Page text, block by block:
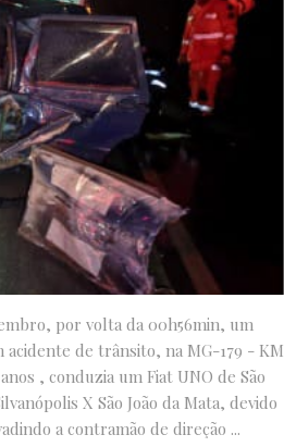
por volta da 00h56min, um
de trânsito, na MG-179 - KM
, conduzia um Fiat UNO de São
X São João da Mata, devido
a contramão de direção ...